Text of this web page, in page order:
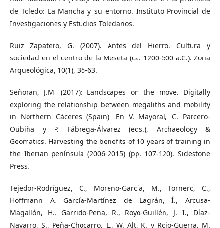
de Toledo: La Mancha y su entorno. Instituto Provincial de
Investigaciones y Estudios Toledanos.
Ruiz Zapatero, G. (2007). Antes del Hierro. Cultura y
sociedad en el centro de la Meseta (ca. 1200-500 a.C.). Zona
Arqueológica, 10(1), 36-63.
Señoran, J.M. (2017): Landscapes on the move. Digitally
exploring the relationship between megaliths and mobility
in Northern Cáceres (Spain). En V. Mayoral, C. Parcero-
Oubiña y P. Fábrega-Álvarez (eds.), Archaeology &
Geomatics. Harvesting the benefits of 10 years of training in
the Iberian península (2006-2015) (pp. 107-120). Sidestone
Press.
Tejedor-Rodríguez, C., Moreno-García, M., Tornero, C.,
Hoffmann A, García-Martínez de Lagrán, Í., Arcusa-
Magallón, H., Garrido-Pena, R., Royo-Guillén, J. I., Díaz-
Navarro, S., Peña-Chocarro, L., W. Alt, K. y Rojo-Guerra, M.